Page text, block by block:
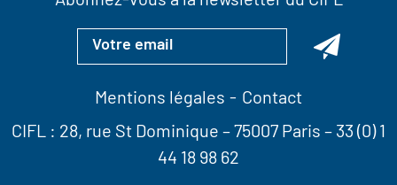
Mentions légales
Contact
CIFL : 28, rue St Dominique – 75007 Paris – 33 (0) 1
44 18 98 62